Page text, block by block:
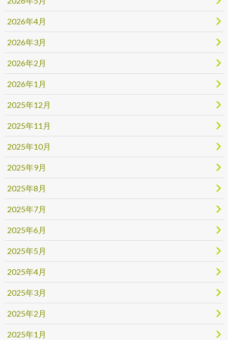
2026年4月
2026年3月
2026年2月
2026年1月
2025年12月
2025年11月
2025年10月
2025年9月
2025年8月
2025年7月
2025年6月
2025年5月
2025年4月
2025年3月
2025年2月
2025年1月